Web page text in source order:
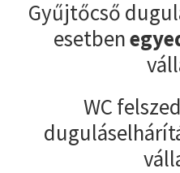
Gyűjtőcső
esetben
WC